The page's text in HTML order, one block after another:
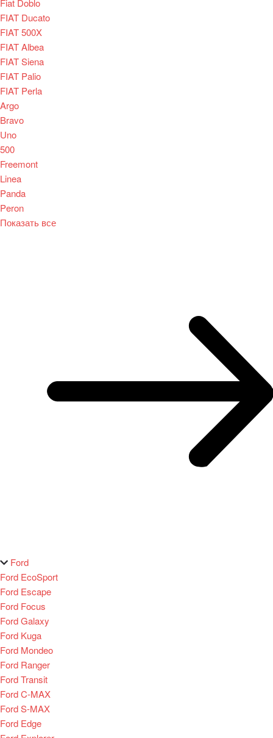
Fiat Doblo
FIAT Ducato
FIAT 500X
FIAT Albea
FIAT Siena
FIAT Palio
FIAT Perla
Argo
Bravo
Uno
500
Freemont
Linea
Panda
Peron
Показать все
Ford
Ford EcoSport
Ford Escape
Ford Focus
Ford Galaxy
Ford Kuga
Ford Mondeo
Ford Ranger
Ford Transit
Ford C-MAX
Ford S-MAX
Ford Edge